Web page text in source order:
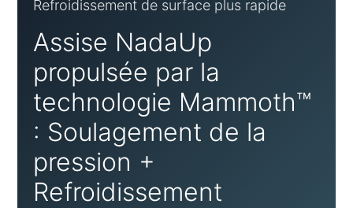
Refroidissement de surface plus rapide
Assise NadaUp
propulsée par la
technologie Mammoth™
: Soulagement de la
pression +
Refroidissement